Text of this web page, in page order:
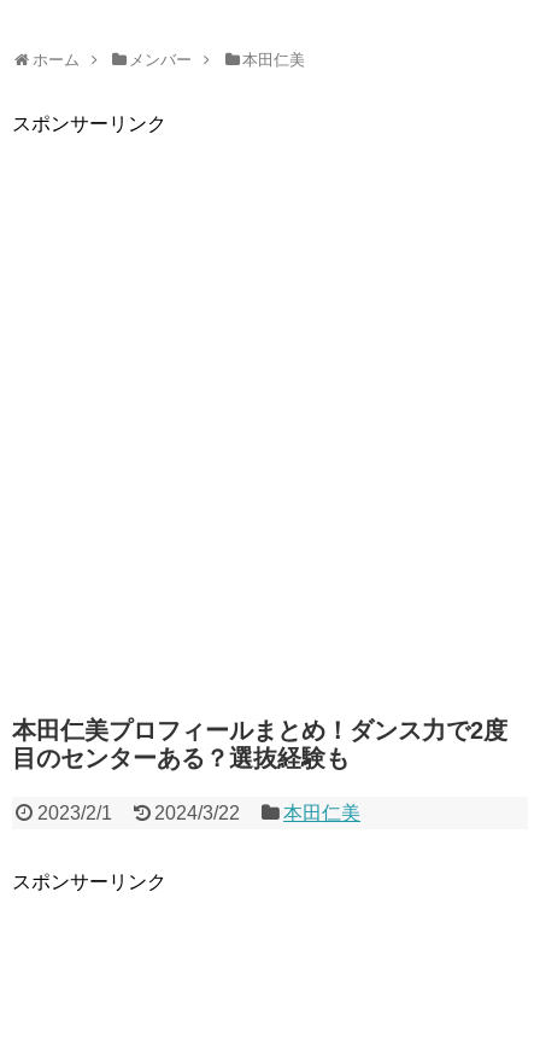
ホーム メンバー 本田仁美
スポンサーリンク
本田仁美プロフィールまとめ！ダンス力で2度
目のセンターある？選抜経験も
2023/2/1 2024/3/22 本田仁美
スポンサーリンク